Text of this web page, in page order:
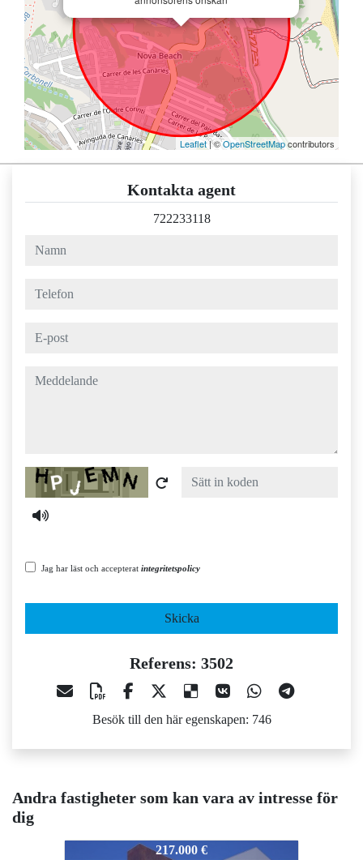
Leaflet| ©OpenStreetMapcontributors
Kontakta agent
722233118
namn
telefon
e-post
meddelande
Captcha
Jag har läst och accepterat integritetspolicy
Skicka
Referens: 3502
Besök till den här egenskapen: 746
Andra fastigheter som kan vara av intresse för
dig
217.000 €
3502 389.000 €